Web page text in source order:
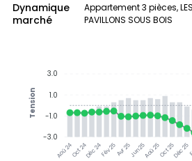
Dynamique
marché
Appartement 3 pièces, LES
PAVILLONS SOUS BOIS
Aoû 24Oct 24Déc 24Fév 25Avr 25Jun 25Aoû 25Oct 25Déc 25
3.0
1.0
-1.0
-3.0
Tension